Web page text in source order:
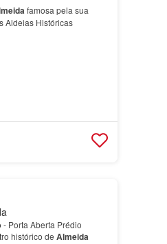
famosa pela sua
Aldeias Históricas
Porta Aberta Prédio
histórico de Almeida